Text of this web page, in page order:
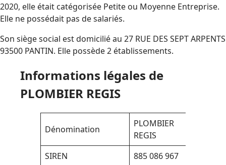
2020, elle était catégorisée Petite ou Moyenne Entreprise.
Elle ne possédait pas de salariés.
Son siège social est domicilié au 27 RUE DES SEPT ARPENTS
93500 PANTIN. Elle possède 2 établissements.
Informations légales de
PLOMBIER REGIS
Dénomination
PLOMBIER
REGIS
SIREN
885 086 967